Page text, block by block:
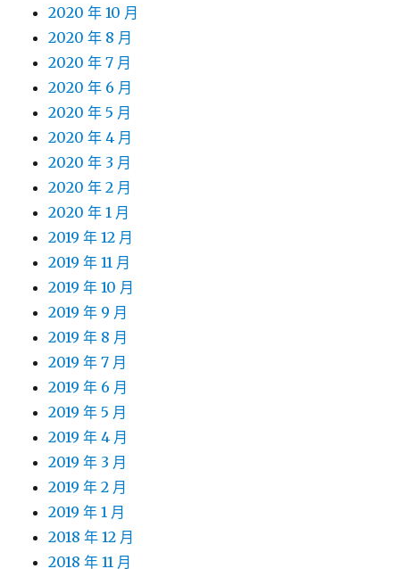
2020 年 10 月
2020 年 8 月
2020 年 7 月
2020 年 6 月
2020 年 5 月
2020 年 4 月
2020 年 3 月
2020 年 2 月
2020 年 1 月
2019 年 12 月
2019 年 11 月
2019 年 10 月
2019 年 9 月
2019 年 8 月
2019 年 7 月
2019 年 6 月
2019 年 5 月
2019 年 4 月
2019 年 3 月
2019 年 2 月
2019 年 1 月
2018 年 12 月
2018 年 11 月